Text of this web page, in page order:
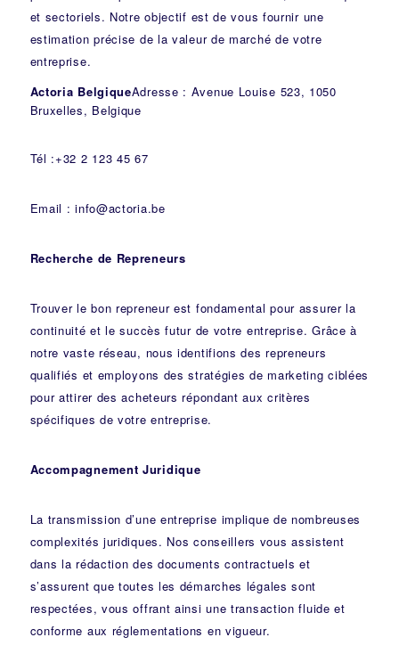
et sectoriels. Notre objectif est de vous fournir une
estimation précise de la valeur de marché de votre
entreprise.
Actoria BelgiqueAdresse : Avenue Louise 523, 1050
Bruxelles, Belgique
Tél :+32 2 123 45 67
Email : info@actoria.be
Recherche de Repreneurs
Trouver le bon repreneur est fondamental pour assurer la
continuité et le succès futur de votre entreprise. Grâce à
notre vaste réseau, nous identifions des repreneurs
qualifiés et employons des stratégies de marketing ciblées
pour attirer des acheteurs répondant aux critères
spécifiques de votre entreprise.
Accompagnement Juridique
La transmission d’une entreprise implique de nombreuses
complexités juridiques. Nosconseillers vous assistent
dans la rédaction des documents contractuels et
s’assurent que toutes les démarches légales sont
respectées, vous offrant ainsi une transaction fluide et
conforme aux réglementations en vigueur.